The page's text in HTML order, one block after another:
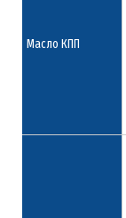
Масло КПП